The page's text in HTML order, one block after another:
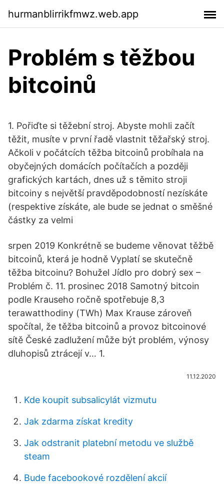
hurmanblirrikfmwz.web.app
Problém s těžbou
bitcoinů
1. Pořiďte si těžební stroj. Abyste mohli začít
těžit, musíte v první řadě vlastnit těžařský stroj.
Ačkoli v počátcích těžba bitcoinů probíhala na
obyčejných domácích počítačích a později
grafických kartách, dnes už s těmito stroji
bitcoiny s největší pravděpodobností nezískáte
(respektive získáte, ale bude se jednat o směšné
částky za velmi
srpen 2019 Konkrétně se budeme věnovat těžbě
bitcoinů, která je hodně Vyplatí se skutečně
těžba bitcoinu? Bohužel Jídlo pro dobrý sex –
Problém č. 11. prosinec 2018 Samotný bitcoin
podle Krauseho ročně spotřebuje 8,3
terawatthodiny (TWh) Max Krause zároveň
spočítal, že těžba bitcoinů a provoz bitcoinové
sítě České zadlužení může být problém, výnosy
dluhopisů ztrácejí v… 1.
11.12.2020
Kde koupit subsalicylát vizmutu
Jak zdarma získat kredity
Jak odstranit platební metodu ve službě
steam
Bude facebookové rozdělení akcií